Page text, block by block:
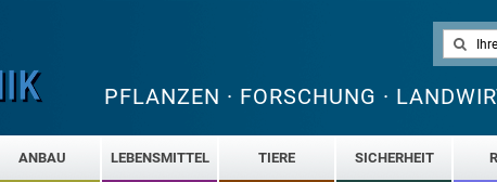
PFLANZEN · FORSCHUNG ·
ANBAU LEBENSMITTEL TIERE SICHERHEIT